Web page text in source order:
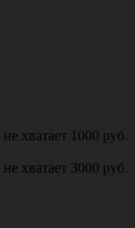
не хватает 1000 руб.
не хватает 3000 руб.